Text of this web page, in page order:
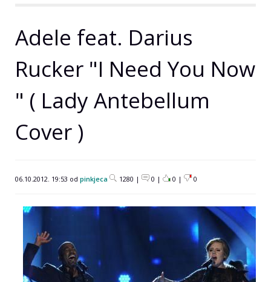
Adele feat. Darius
Rucker "I Need You Now
" ( Lady Antebellum
Cover )
06.10.2012. 19:53 od pinkjeca 1280 | 0 | 0 | 0